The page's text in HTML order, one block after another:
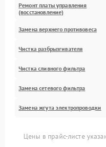
Ремонт платы управления
(восстановление)
Замена верхнего противовеса
Чистка разбрызгивателя
Чистка сливного фильтра
Замена сетевого фильтра
Замена жгута электропроводки
Цены в прайс-листе